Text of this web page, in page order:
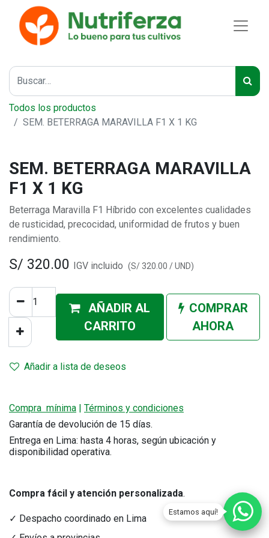
Estamos aquí!
Todos los productos
SEM. BETERRAGA MARAVILLA F1 X 1 KG
SEM. BETERRAGA MARAVILLA
F1 X 1 KG
Beterraga Maravilla F1 Híbrido con excelentes cualidades
de rusticidad, precocidad, uniformidad de frutos y buen
rendimiento.
S/ 320.00 IGV incluido (S/320.00 /UND)
AÑADIR AL
CARRITO
COMPRAR
AHORA
Añadir a lista de deseos
Compra mínima | Términos y condiciones
Garantía de devolución de 15 días.
Entrega en Lima: hasta 4 horas, según ubicación y
disponibilidad operativa.
Compra fácil y atención personalizada.
✓ Despacho coordinado en Lima